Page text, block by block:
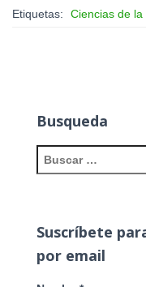
Etiquetas: Ciencias de la
Busqueda
u
a
:
Suscríbete
por email